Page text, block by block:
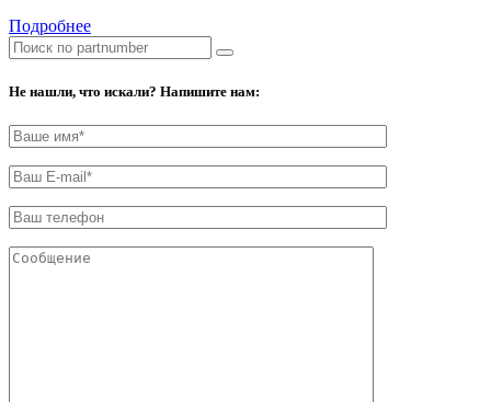
Подробнее
Не нашли, что искали? Напишите нам: